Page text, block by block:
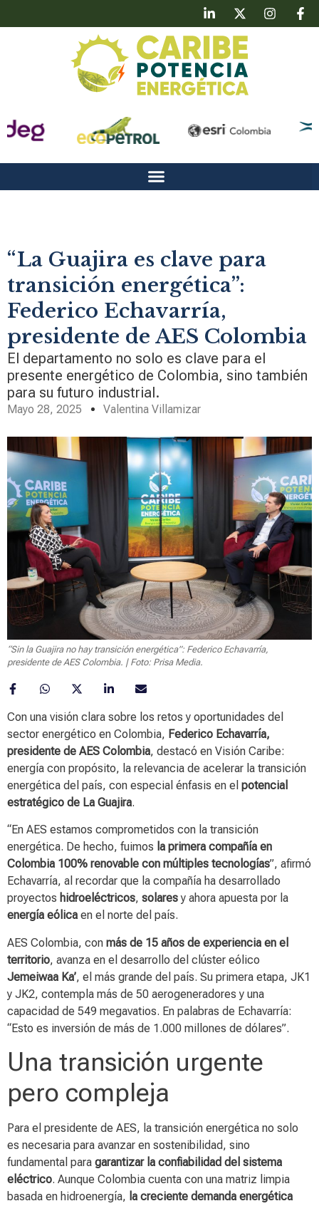
“La Guajira es clave para
transición energética”:
Federico Echavarría,
presidente de AES Colombia
El departamento no solo es clave para el
presente energético de Colombia, sino también
para su futuro industrial.
Mayo 28, 2025 Valentina Villamizar
“Sin la Guajira no hay transición energética”: Federico Echavarría,
presidente de AES Colombia. | Foto: Prisa Media.
Con una visión clara sobre los retos y oportunidades del
sector energético en Colombia, Federico Echavarría,
presidente de AES Colombia, destacó en Visión Caribe:
energía con propósito, la relevancia de acelerar la transición
energética del país, con especial énfasis en el potencial
estratégico de La Guajira.
“En AES estamos comprometidos con la transición
energética. De hecho, fuimos la primera compañía en
Colombia 100% renovable con múltiples tecnologías”, afirmó
Echavarría, al recordar que la compañía ha desarrollado
proyectos hidroeléctricos, solaresy ahora apuesta por la
energía eólica en el norte del país.
AES Colombia, con más de 15 años de experiencia en el
territorio, avanza en el desarrollo del clúster eólico
Jemeiwaa Ka’, el más grande del país. Su primera etapa, JK1
y JK2, contempla más de 50 aerogeneradores y una
capacidad de 549 megavatios. En palabras de Echavarría:
“Esto es inversión de más de 1.000 millones de dólares”.
Una transición urgente
pero compleja
Para el presidente de AES, la transición energética no solo
es necesaria para avanzar en sostenibilidad, sino
fundamental para garantizar la confiabilidad del sistema
eléctrico. Aunque Colombia cuenta con una matriz limpia
basada en hidroenergía, la creciente demanda energética